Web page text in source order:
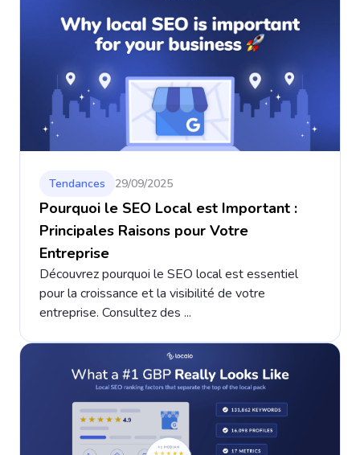
Tendances 29/09/2025
Pourquoi le SEO Local est Important :
Principales Raisons pour Votre
Entreprise
Découvrez pourquoi le SEO local est essentiel
pour la croissance et la visibilité de votre
entreprise. Consultez des ...